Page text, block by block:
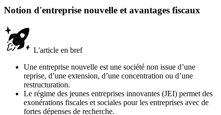
Notion d'entreprise nouvelle et avantages fiscaux
L'article en bref
Une entreprise nouvelle est une société non issue d’une
reprise, d’une extension, d’une concentration ou d’une
restructuration.
Le régime des jeunes entreprises innovantes (JEI) permet des
exonérations fiscales et sociales pour les entreprises avec de
fortes dépenses de recherche.